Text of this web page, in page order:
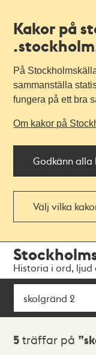
Kakor på
På
sammanställa
fungera på ett bra
Om kakor på
Godkänn alla
Välj vilka
navigationen
huvudinnehållet
Historia i ord, ljud
Sök
Sökresultat
5 träffar på